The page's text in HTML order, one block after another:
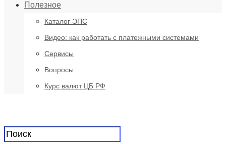
Полезное
Каталог ЭПС
Видео: как работать с платежными системами
Сервисы
Вопросы
Курс валют ЦБ РФ